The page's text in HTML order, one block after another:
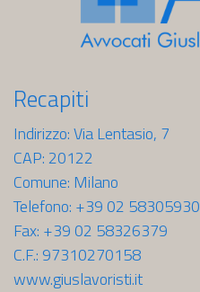
Recapiti
Indirizzo: Via Lentasio, 7
CAP: 20122
Comune: Milano
Telefono: +39 02 58305930
Fax: +39 02 58326379
C.F.: 97310270158
www.giuslavoristi.it